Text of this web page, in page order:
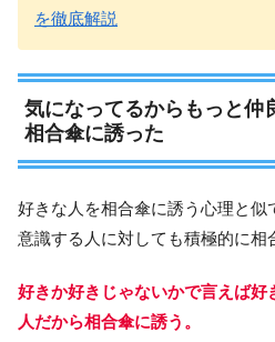
を徹底解説
気になってるからもっと仲
相合傘に誘った
好きな人を相合傘に誘う心理と似
意識する人に対しても積極的に相
好きか好きじゃないかで言えば好
人だから相合傘に誘う。